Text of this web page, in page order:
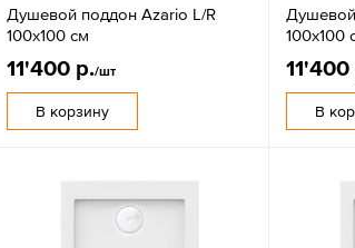
Душевой поддон Azario L/R
100х100 см
11'400 р./шт
В корзину
100х100
11'400
В